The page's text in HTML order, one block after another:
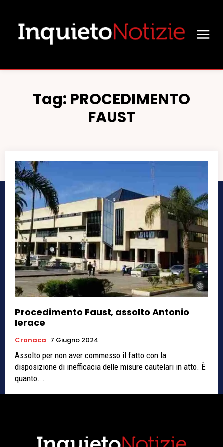
Tag: PROCEDIMENTO
FAUST
Procedimento Faust, assolto Antonio
Ierace
Cronaca 7 Giugno 2024
Assolto per non aver commesso il fatto con la
disposizione di inefficacia delle misure cautelari in atto. È
quanto...